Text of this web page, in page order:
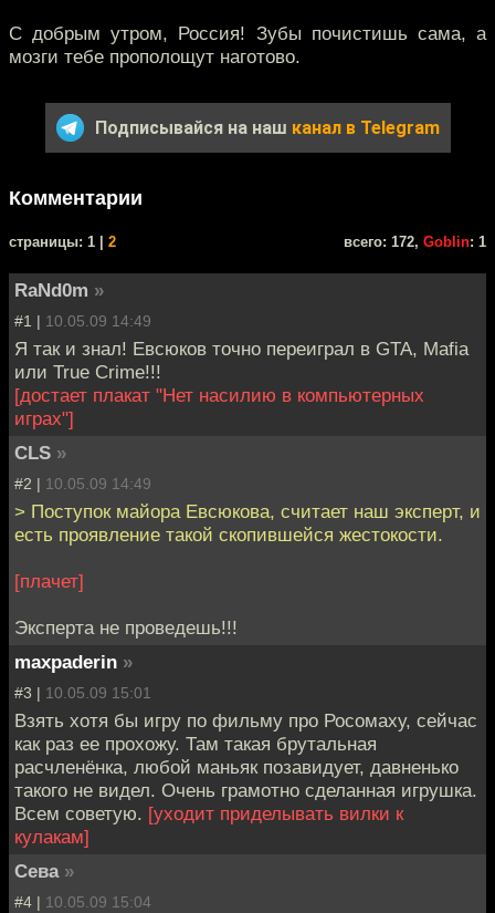
С добрым утром, Россия! Зубы почистишь сама, а
мозги тебе прополощут наготово.
Подписывайся на наш канал в Telegram
Комментарии
cтраницы: 1 | 2 всего: 172, Goblin: 1
RaNd0m »
#1 | 10.05.09 14:49
Я так и знал! Евсюков точно переиграл в GTA, Mafia
или True Crime!!!
[достает плакат "Нет насилию в компьютерных
играх"]
CLS »
#2 | 10.05.09 14:49
> Поступок майора Евсюкова, считает наш эксперт, и
есть проявление такой скопившейся жестокости.
[плачет]
Эксперта не проведешь!!!
maxpaderin »
#3 | 10.05.09 15:01
Взять хотя бы игру по фильму про Росомаху, сейчас
как раз ее прохожу. Там такая брутальная
расчленёнка, любой маньяк позавидует, давненько
такого не видел. Очень грамотно сделанная игрушка.
Всем советую. [уходит приделывать вилки к
кулакам]
Сева »
#4 | 10.05.09 15:04